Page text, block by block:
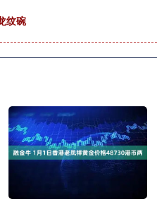
纹碗